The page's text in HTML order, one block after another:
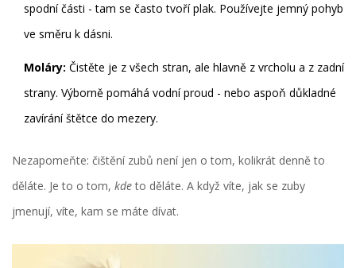
spodní části - tam se často tvoří plak. Používejte jemný pohyb
ve směru k dásni.
Moláry: Čistěte je z všech stran, ale hlavně z vrcholu a z zadní
strany. Výborně pomáhá vodní proud - nebo aspoň důkladné
zavírání štětce do mezery.
Nezapomeňte: čištění zubů není jen o tom, kolikrát denně to
děláte. Je to o tom, kdeto děláte. A když víte, jak se zuby
jmenují, víte, kam se máte dívat.